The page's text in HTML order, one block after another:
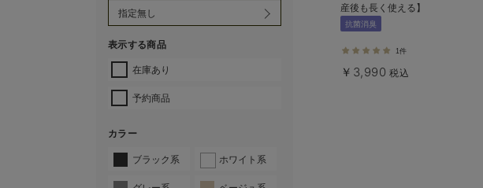
表示する商品
在庫あり
予約商品
カラー
ブラック系 ホワイト系
産後も長く使える】
抗菌消臭
1件
￥3,990 税込